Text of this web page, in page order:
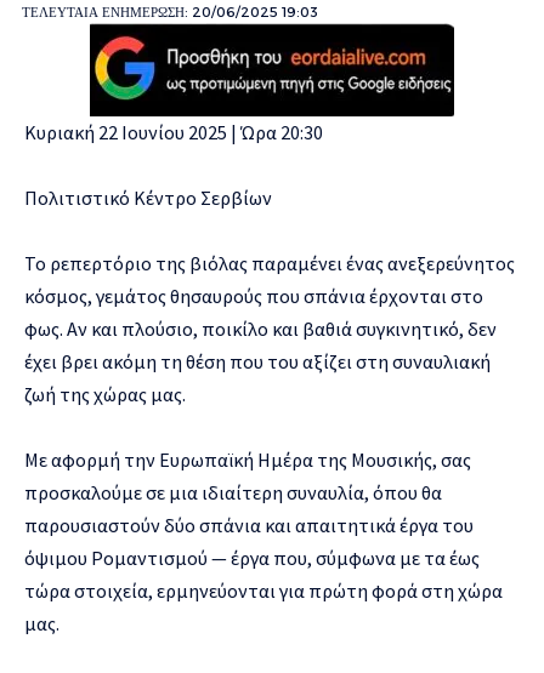
ΤΕΛΕΥΤΑΙΑ ΕΝΗΜΕΡΩΣΗ: 20/06/2025 19:03
Κυριακή 22 Ιουνίου 2025 | Ώρα 20:30
Πολιτιστικό Κέντρο Σερβίων
Το ρεπερτόριο της βιόλας παραμένει ένας ανεξερεύνητος
κόσμος, γεμάτος θησαυρούς που σπάνια έρχονται στο
φως. Αν και πλούσιο, ποικίλο και βαθιά συγκινητικό, δεν
έχει βρει ακόμη τη θέση που του αξίζει στη συναυλιακή
ζωή της χώρας μας.
Με αφορμή την Ευρωπαϊκή Ημέρα της Μουσικής, σας
προσκαλούμε σε μια ιδιαίτερη συναυλία, όπου θα
παρουσιαστούν δύο σπάνια και απαιτητικά έργα του
όψιμου Ρομαντισμού — έργα που, σύμφωνα με τα έως
τώρα στοιχεία, ερμηνεύονται για πρώτη φορά στη χώρα
μας.